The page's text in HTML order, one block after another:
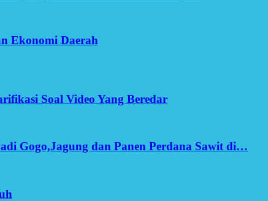
Ekonomi Daerah
Soal Video Yang Beredar
Gogo,Jagung dan Panen Perdana Sawit di…